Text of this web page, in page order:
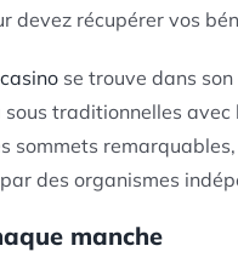
récupérer vos
se trouve dans
traditionnelles
des organismes
manche